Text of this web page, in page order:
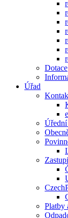
Dotace
Úřad
Úřední
Platby